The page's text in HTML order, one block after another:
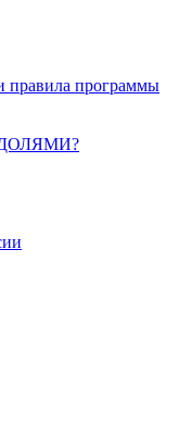
программы
ДОЛЯМИ?